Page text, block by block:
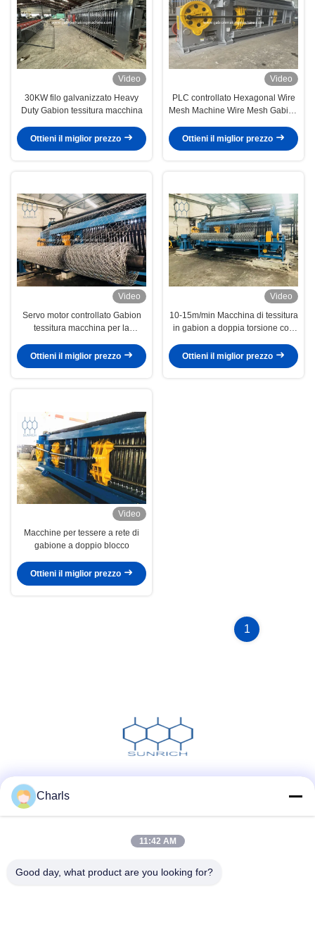
Video
30KW filo galvanizzato Heavy
Duty Gabion tessitura macchina
Ottieni il miglior prezzo
Video
PLC controllato Hexagonal Wire
Mesh Machine Wire Mesh Gabion
Ottieni il miglior prezzo
Video
Servo motor controllato Gabion
tessitura macchina per la
Ottieni il miglior prezzo
Video
10-15m/min Macchina di tessitura
in gabion a doppia torsione con
Ottieni il miglior prezzo
Video
Macchine per tessere a rete di
gabione a doppio blocco
Ottieni il miglior prezzo
1
Charls
11:42 AM
Good day, what product are you looking for?